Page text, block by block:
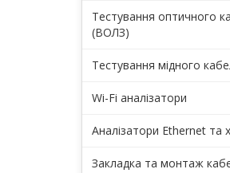
Тестування оптичного
(ВОЛЗ)
Тестування мідного
Wi-Fi аналізатори
Аналізатори Ethernet та
Закладка та монтаж